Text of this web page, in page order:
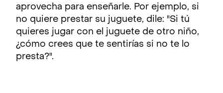
aprovecha para enseñarle. Por ejemplo, si
no quiere prestar su juguete, dile: "Si tú
quieres jugar con el juguete de otro niño,
¿cómo crees que te sentirías si no te lo
presta?".